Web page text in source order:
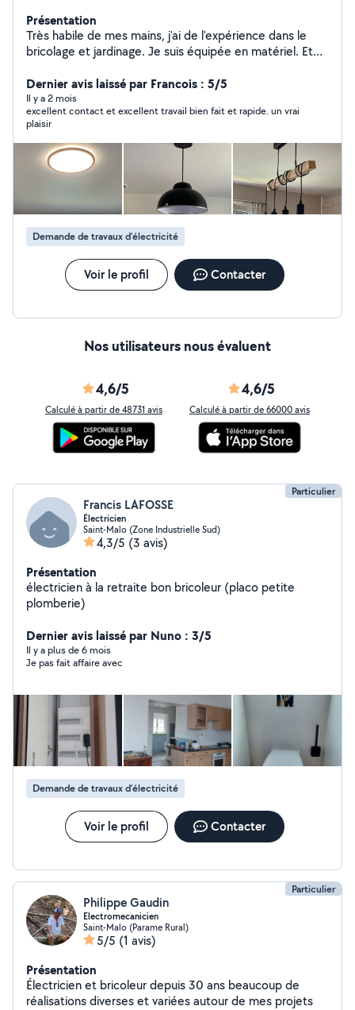
Présentation
Très habile de mes mains, j'ai de l'expérience dans le
bricolage et jardinage. Je suis équipée en matériel. Et
dépendantes pour des déplacements et courses ainsi
que du soutien scolaire.
Dernier avis laissé par Francois : 5/5
Il y a 2 mois
excellent contact et excellent travail bien fait et rapide. un vrai
plaisir
Demande de travaux d’électricité
Voir le profil Contacter
Nos utilisateurs nous évaluent
4,6/5
Calculé à partir de 48731 avis
4,6/5
Calculé à partir de 66000 avis
Particulier
Francis LAFOSSE
Électricien
Saint-Malo (Zone Industrielle Sud)
4,3/5 (3 avis)
Présentation
électricien à la retraite bon bricoleur (placo petite
plomberie)
Dernier avis laissé par Nuno : 3/5
Il y a plus de 6 mois
Je pas fait affaire avec
Demande de travaux d’électricité
Voir le profil Contacter
Particulier
Philippe Gaudin
Electromecanicien
Saint-Malo (Parame Rural)
5/5 (1 avis)
Présentation
Électricien et bricoleur depuis 30 ans beaucoup de
réalisations diverses et variées autour de mes projets